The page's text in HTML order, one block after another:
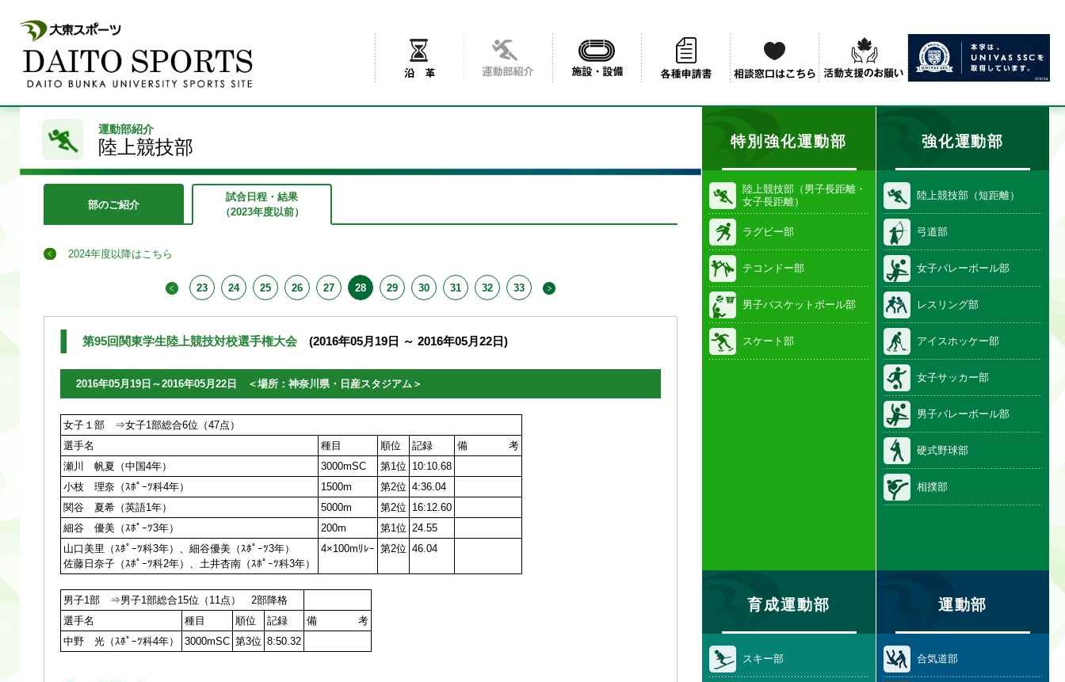
特別強化運動部
陸上競技部（男子長距離・
女子長距離）
ラグビー部
テコンドー部
男子バスケットボール部
スケート部
強化運動部
陸上競技部（短距離）
弓道部
女子バレーボール部
レスリング部
アイスホッケー部
女子サッカー部
男子バレーボール部
硬式野球部
相撲部
育成運動部
スキー部
運動部
合気道部
運動部紹介
陸上競技部
部のご紹介
試合日程・結果
（2023年度以前）
2024年度以降はこちら
23 24 25 26 27 28 29 30 31 32 33
第95回関東学生陸上競技対校選手権大会 (2016年05月19日 ～ 2016年05月22日)
2016年05月19日～2016年05月22日 ＜場所：神奈川県・日産スタジアム＞
女子１部 ⇒女子1部総合6位（47点）
選手名
種目 順位 記録
備 考
瀬川 帆夏（中国4年）
3000mSC 第1位 10:10.68
小枝 理奈（ｽﾎﾟｰﾂ科4年）
1500m 第2位 4:36.04
関谷 夏希（英語1年）
5000m 第2位 16:12.60
細谷 優美（ｽﾎﾟｰﾂ3年）
200m 第1位 24.55
山口美里（ｽﾎﾟｰﾂ科3年）、細谷優美（ｽﾎﾟｰﾂ3年）
佐藤日奈子（ｽﾎﾟｰﾂ科2年）、土井杏南（ｽﾎﾟｰﾂ科3年）
4×100mﾘﾚｰ 第2位 46.04
男子1部 ⇒男子1部総合15位（11点） 2部降格
選手名
種目 順位 記録
備 考
中野 光（ｽﾎﾟｰﾂ科4年）
3000mSC 第3位 8:50.32